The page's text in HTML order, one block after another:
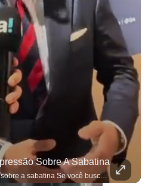
Sobre A Sabatina
Tallis Gomes da sua impressão sobre a sabatina Se você busca informação com credibilidade, inscreva-se agora e ative o